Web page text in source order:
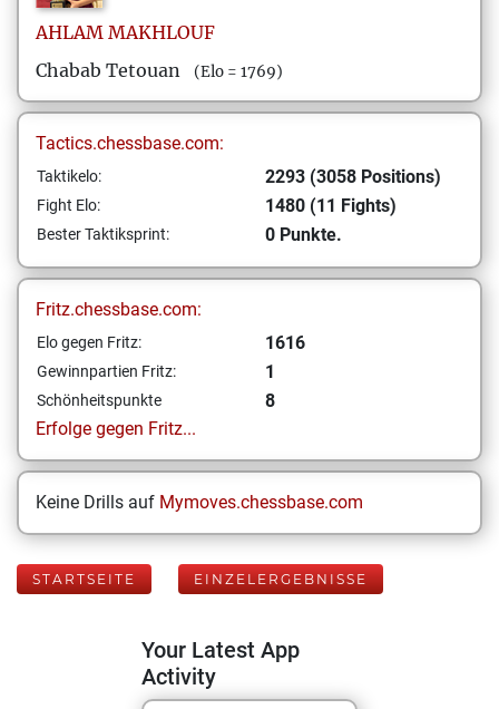
AHLAM MAKHLOUF
Chabab Tetouan
(Elo = 1769)
Tactics.chessbase.com:
Taktikelo: 2293 (3058 Positions)
Fight Elo: 1480 (11 Fights)
Bester Taktiksprint: 0 Punkte.
Fritz.chessbase.com:
Elo gegen Fritz: 1616
Gewinnpartien Fritz: 1
Schönheitspunkte
8
Erfolge gegen Fritz...
Keine Drills auf Mymoves.chessbase.com
STARTSEITE EINZELERGEBNISSE
Your Latest App
Activity